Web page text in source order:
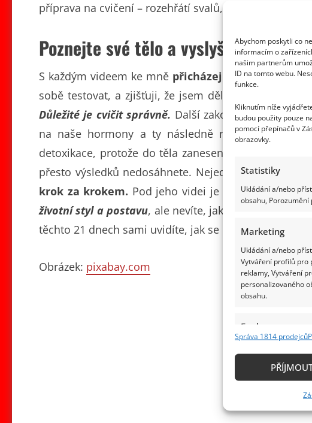
Abychom poskytli co
informacím o
našim partnerům
ID na tomto webu.
funkce.
Kliknutím níže
budou použity pouze
pomocí přepínačů v
obrazovky.
Statistiky
Ukládání a/nebo
obsahu,
Marketing
Ukládání a/nebo
Vytváření profilů pro
reklamy, Vytváření
personalizovaného
obsahu.
Funkce
Identifikace zařízení
základě
Správa 1814 prodejců
příprava na cvičení – rozehřátí svalů, d) finální
Poznejte své tělo a vyslyšte jeho
S každým videem ke mně přicházejí nové a nové
sobě testovat, a zjišťuji, že jsem dělala celou řadu
Důležité je cvičit správně. Další zakopaný pes je
na naše hormony a ty následně na naše tělo.V
detoxikace, protože do těla zaneseného jedy se
přesto výsledků nedosáhnete. Nejedná se o žádnou
krok za krokem. Pod jeho videi je vždy prostor,
životní styl a postavu, ale nevíte, jak na to – zkuste
těchto 21 dnech sami uvidíte, jak se cítíte a zda chcete
Obrázek: pixabay.com